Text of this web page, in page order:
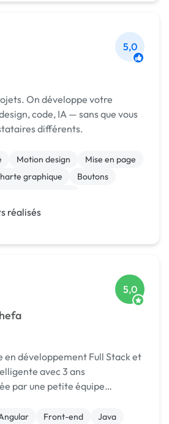
5,0
On développe votre
code, IA — sans que vous
différents.
Motion design
Mise en page
graphique
Boutons
réalisés
5,0
en développement Full Stack et
avec 3 ans
par une petite équipe
Front-end
Java